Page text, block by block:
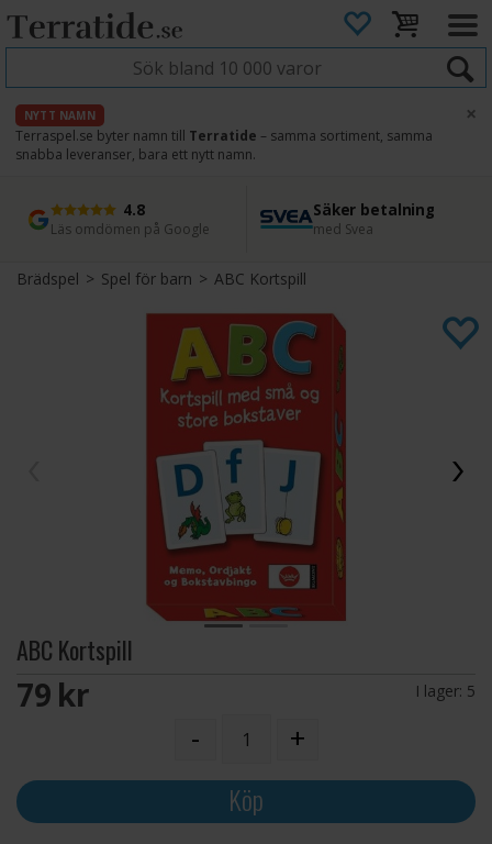
NYTT NAMN
Terraspel.se byter namn till Terratide – samma sortiment, samma
snabba leveranser, bara ett nytt namn.
×
4.8
Läs omdömen på Google
Säker betalning
med Svea
Snabb leverans
Direkt från lager
45 dagars ångerrätt
Enkel retur
Brädspel>Spel för barn>ABC Kortspill
ABC Kortspill
79 SEK I lager: 5
- +
Köp